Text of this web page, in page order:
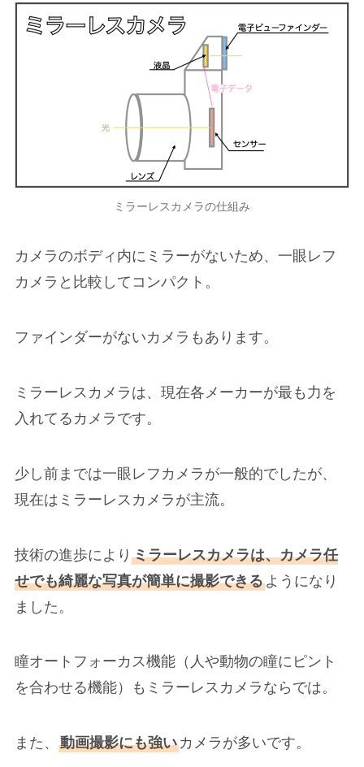
ミラーレスカメラの仕組み
カメラのボディ内にミラーがないため、一眼レフ
カメラと比較してコンパクト。
ファインダーがないカメラもあります。
ミラーレスカメラは、現在各メーカーが最も力を
入れてるカメラです。
少し前までは一眼レフカメラが一般的でしたが、
現在はミラーレスカメラが主流。
技術の進歩により ミラーレスカメラは、カメラ任
せでも綺麗な写真が簡単に撮影できるようになり
ました。
瞳オートフォーカス機能（人や動物の瞳にピント
を合わせる機能）もミラーレスカメラならでは。
また、 動画撮影にも強いカメラが多いです。